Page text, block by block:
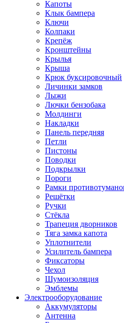
Капоты
Клык бампера
Ключи
Колпаки
Крепёж
Кронштейны
Крылья
Крыша
Крюк буксировочный
Личинки замков
Лыжи
Лючки бензобака
Молдинги
Накладки
Панель передняя
Петли
Пистоны
Поводки
Подкрылки
Пороги
Рамки
Решётки
Ручки
Стёкла
Трапеция дворников
Тяга замка капота
Уплотнители
Усилитель бампера
Фиксаторы
Чехол
Шумоизоляция
Эмблемы
Электрооборудование
Аккумуляторы
Антенна